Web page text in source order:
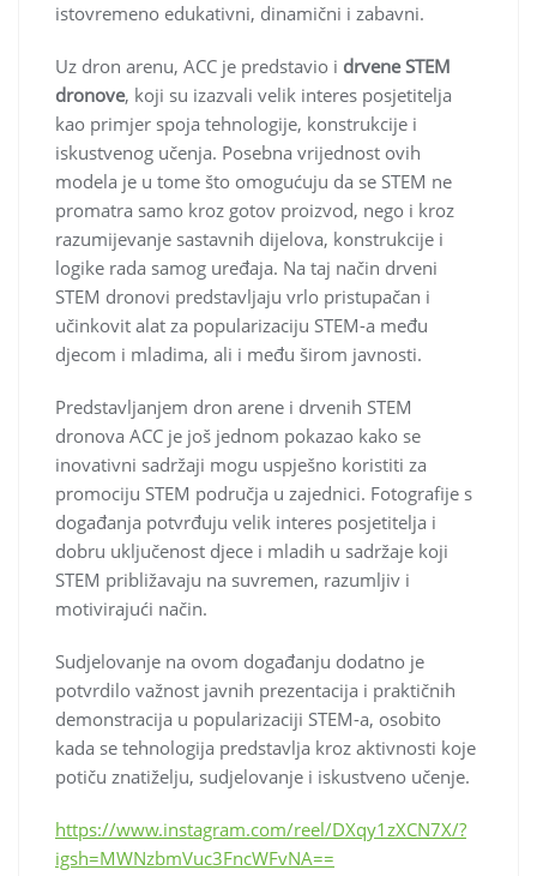
istovremeno edukativni, dinamični i zabavni.
Uz dron arenu, ACC je predstavio i drvene STEM
dronove, koji su izazvali velik interes posjetitelja
kao primjer spoja tehnologije, konstrukcije i
iskustvenog učenja. Posebna vrijednost ovih
modela je u tome što omogućuju da se STEM ne
promatra samo kroz gotov proizvod, nego i kroz
razumijevanje sastavnih dijelova, konstrukcije i
logike rada samog uređaja. Na taj način drveni
STEM dronovi predstavljaju vrlo pristupačan i
učinkovit alat za popularizaciju STEM-a među
djecom i mladima, ali i među širom javnosti.
Predstavljanjem dron arene i drvenih STEM
dronova ACC je još jednom pokazao kako se
inovativni sadržaji mogu uspješno koristiti za
promociju STEM područja u zajednici. Fotografije s
događanja potvrđuju velik interes posjetitelja i
dobru uključenost djece i mladih u sadržaje koji
STEM približavaju na suvremen, razumljiv i
motivirajući način.
Sudjelovanje na ovom događanju dodatno je
potvrdilo važnost javnih prezentacija i praktičnih
demonstracija u popularizaciji STEM-a, osobito
kada se tehnologija predstavlja kroz aktivnosti koje
potiču znatiželju, sudjelovanje i iskustveno učenje.
https://www.instagram.com/reel/DXqy1zXCN7X/?
igsh=MWNzbmVuc3FncWFvNA==